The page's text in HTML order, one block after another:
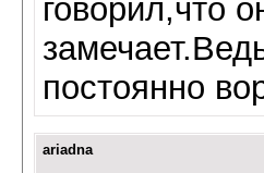
говорил,что
постоянно
ariadna